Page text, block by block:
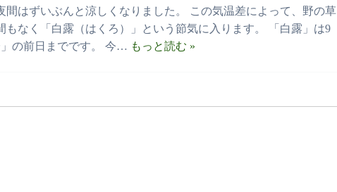
間はずいぶんと涼しくなりました。 この気温差によって、野の草
もなく「白露（はくろ）」という節気に入ります。 「白露」は9
の前日までです。 今… もっと読む »